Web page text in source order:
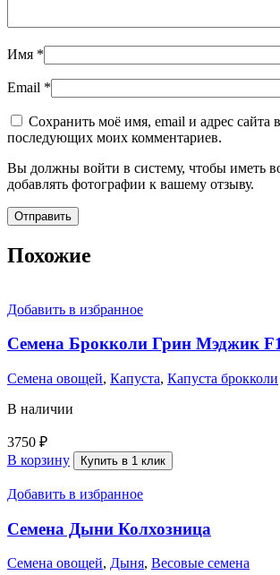
Имя *
Email *
Сохранить моё имя, email и адрес сайта
последующих моих комментариев.
Вы должны войти в систему, чтобы иметь
добавлять фотографии к вашему отзыву.
Похожие
Добавить в избранное
Семена Брокколи Грин Мэджик
Семена овощей, Капуста, Капуста брокколи
В наличии
3750 ₽
В корзину
Купить в 1 клик
Добавить в избранное
Семена Дыни Колхозница
Семена овощей, Дыня, Весовые семена